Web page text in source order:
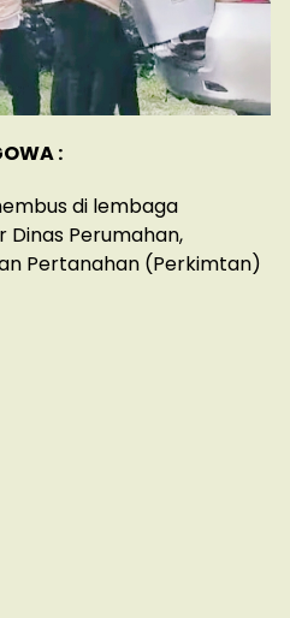
:
di lembaga
Perumahan,
Pertanahan (Perkimtan)